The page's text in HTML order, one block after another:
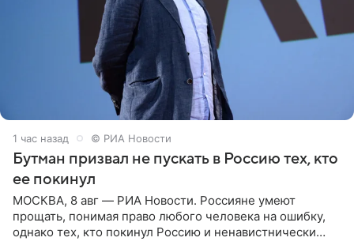
1 час назад © РИА Новости
Бутман призвал не пускать в Россию тех, кто
ее покинул
МОСКВА, 8 авг — РИА Новости. Россияне умеют
прощать, понимая право любого человека на ошибку,
однако тех, кто покинул Россию и ненавистнически